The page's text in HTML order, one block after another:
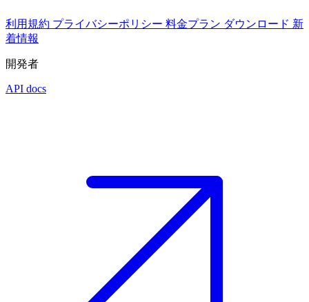
利用規約 プライバシーポリシー 料金プラン ダウンロード 新
着情報
開発者
API docs